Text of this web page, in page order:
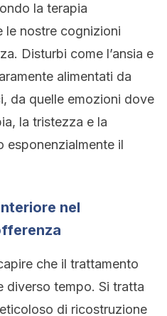
la terapia
le nostre cognizioni
Disturbi come l’ansia e
alimentati da
da quelle emozioni dove
la tristezza e la
esponenzialmente il
nel
che il trattamento
diverso tempo. Si tratta
di ricostruzione